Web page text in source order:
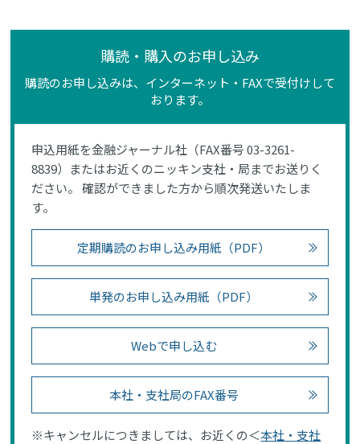
購読・購入のお申し込み
購読のお申し込みは、インターネット・FAXで受付けして
おります。
申込用紙を金融ジャーナル社（FAX番号 03-3261-
8839）またはお近くのニッキン支社・局までお送りく
ださい。 確認ができました方から順次発送いたしま
す。
定期購読のお申し込み用紙（PDF）
単発のお申し込み用紙（PDF）
Webで申し込む
本社・支社局のFAX番号
※キャンセルにつきましては、お近くの＜本社・支社